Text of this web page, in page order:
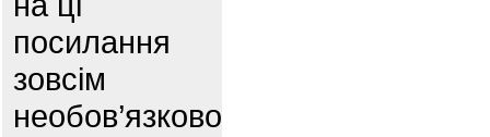
посилання
зовсім
необов’язково